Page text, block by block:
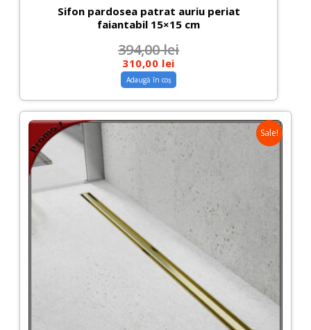
Sifon pardosea patrat auriu periat
faiantabil 15×15 cm
394,00lei
310,00 lei
Adaugă în coș
Sale!